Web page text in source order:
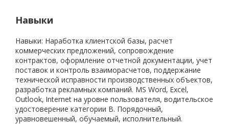
Навыки
Навыки: Наработка клиентской базы, расчет
коммерческих предложений, сопровождение
контрактов, оформление отчетной документации, учет
поставок и контроль взаиморасчетов, поддержание
технической исправности производственных объектов,
разработка рекламных компаний. MS Word‚ Excel‚
Outlook‚ Internet на уровне пользователя, водительское
удостоверение категории В. Порядочный,
уравновешенный, обучаемый, исполнительный.